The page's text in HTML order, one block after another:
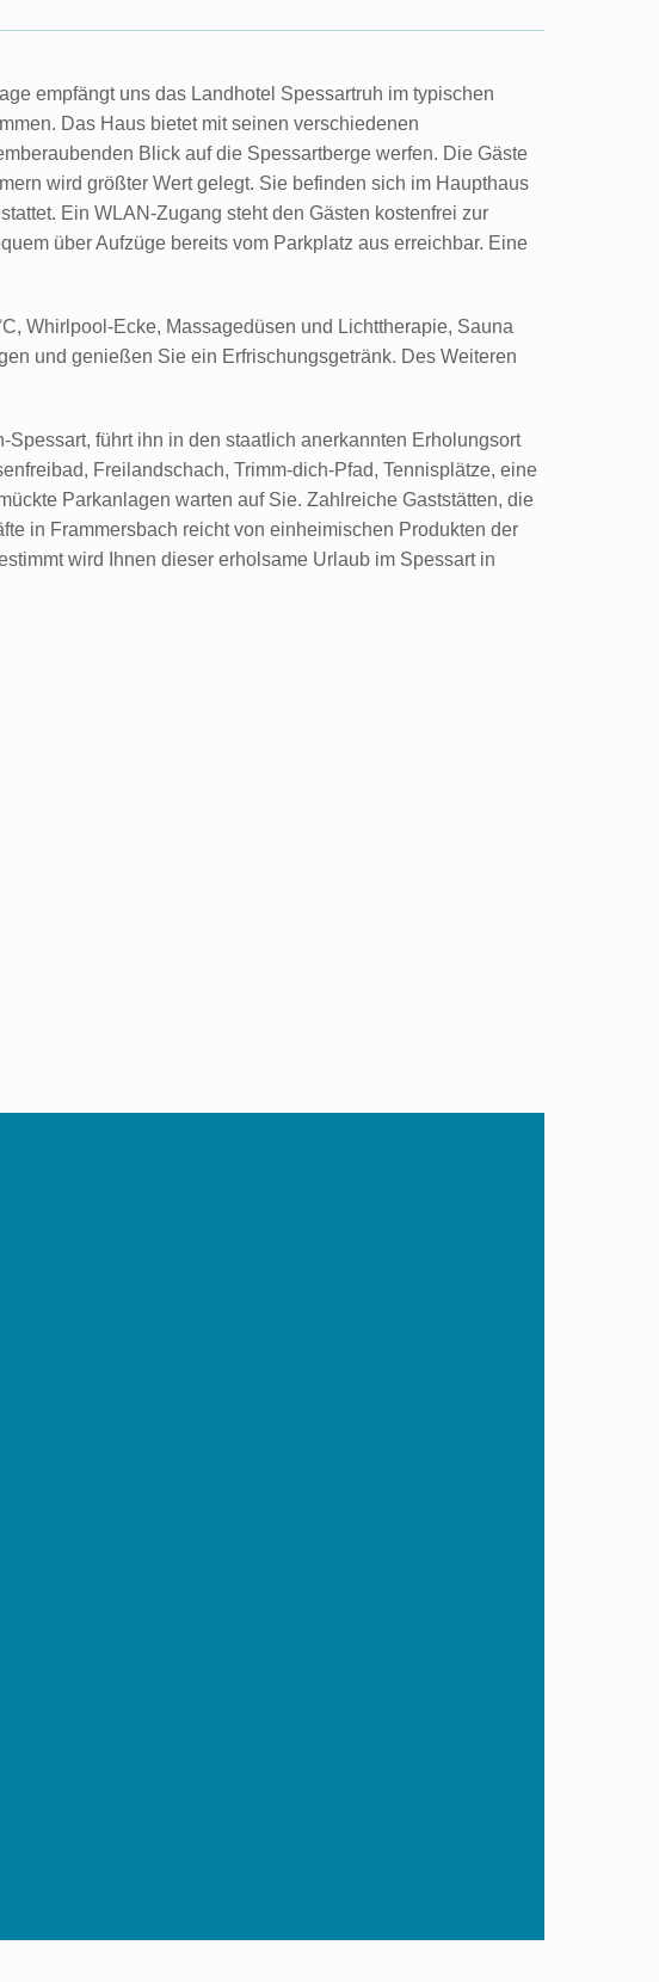
empfängt uns das Landhotel Spessartruh im typischen
Das Haus bietet mit seinen verschiedenen
Blick auf die Spessartberge werfen. Die Gäste
wird größter Wert gelegt. Sie befinden sich im Haupthaus
Ein WLAN-Zugang steht den Gästen kostenfrei zur
über Aufzüge bereits vom Parkplatz aus erreichbar. Eine
Whirlpool-Ecke, Massagedüsen und Lichttherapie, Sauna
und genießen Sie ein Erfrischungsgetränk. Des Weiteren
führt ihn in den staatlich anerkannten Erholungsort
Freilandschach, Trimm-dich-Pfad, Tennisplätze, eine
Parkanlagen warten auf Sie. Zahlreiche Gaststätten, die
in Frammersbach reicht von einheimischen Produkten der
wird Ihnen dieser erholsame Urlaub im Spessart in